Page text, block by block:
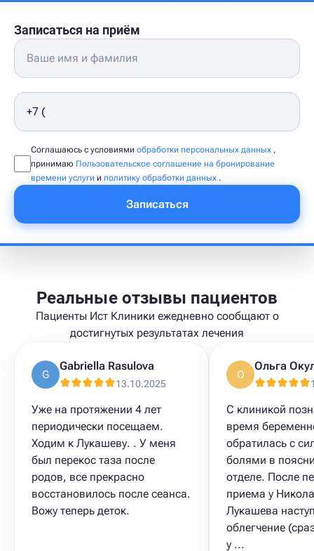
Записаться на приём
Соглашаюсь с условиями обработки персональных данных ,
принимаю Пользовательское соглашение на бронирование
времени услуги и политику обработки данных .
Записаться
Реальные отзывы пациентов
Пациенты Ист Клиники ежедневно сообщают о
достигнутых результатах лечения
G
Gabriella Rasulova
13.10.2025
Уже на протяжении 4 лет
периодически посещаем.
Ходим к Лукашеву. . У меня
был перекос таза после
родов, все прекрасно
восстановилось после сеанса.
Вожу теперь деток.
О
Ольга
С клиникой
время
обратилась с
болями в
отделе. После
приема у
Лукашева
облегчение
у ...